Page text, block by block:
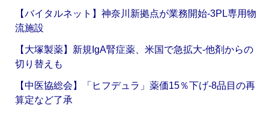
【バイタルネット】神奈川新拠点が業務開始‐3PL専用物
流施設
【大塚製薬】新規IgA腎症薬、米国で急拡大‐他剤からの
切り替えも
【中医協総会】「ヒフデュラ」薬価15％下げ‐8品目の再
算定など了承